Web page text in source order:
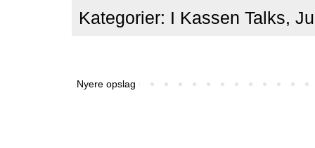
Kategorier: I Kassen Talks,
Nyere opslag